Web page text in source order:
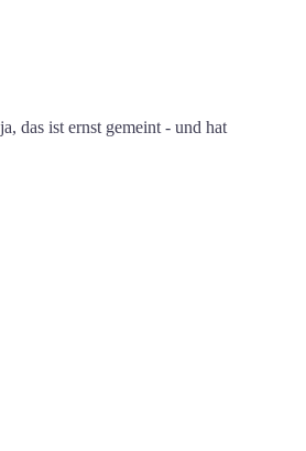
das ist ernst gemeint - und hat